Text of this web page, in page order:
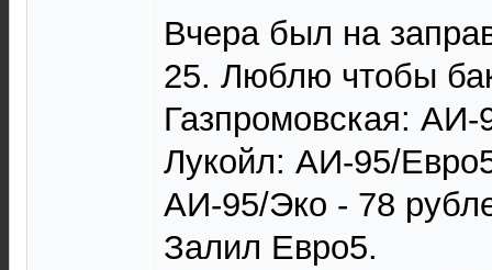
Вчера был на
25. Люблю чтобы
Газпромовская: АИ-
Лукойл: АИ-95/
АИ-95/Эко - 78
Залил Евро5.